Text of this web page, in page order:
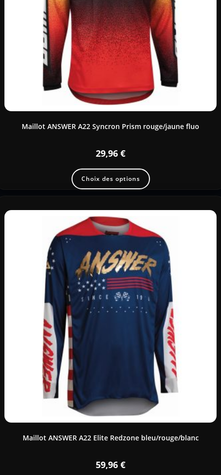
Maillot ANSWER A22 Syncron Prism rouge/jaune fluo
29,96 €
Choix des options
Maillot ANSWER A22 Elite Redzone bleu/rouge/blanc
59,96 €